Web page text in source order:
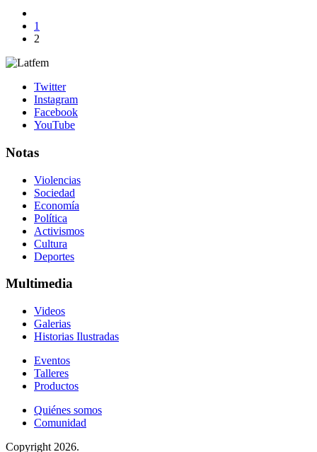
1
2
Twitter
Instagram
Facebook
YouTube
Notas
Violencias
Sociedad
Economía
Política
Activismos
Cultura
Deportes
Multimedia
Videos
Galerias
Historias Ilustradas
Eventos
Talleres
Productos
Quiénes somos
Comunidad
Copyright 2026.